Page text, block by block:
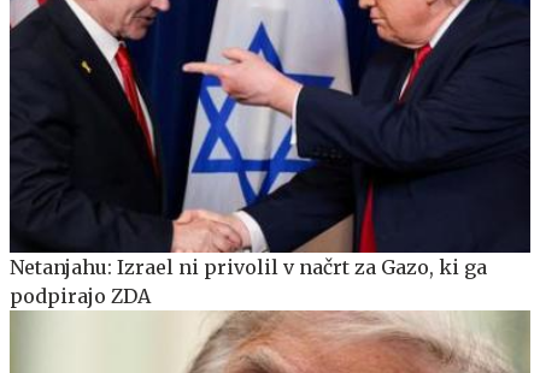
Netanjahu: Izrael ni privolil v načrt za Gazo, ki ga
podpirajo ZDA